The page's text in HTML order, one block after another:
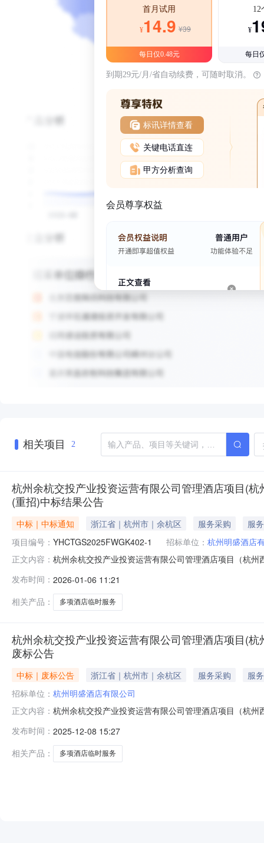
首月试用
¥14.9 ¥39
每日仅0.48元
12
¥
每日
到期29元/月/省自动续费，可随时取消。
标讯详情查看
关键电话直连
甲方分析查询
会员尊享权益
相关项目 2
杭州余杭交投产业投资运营有限公司管理酒店项目(
(重招)中标结果公告
中标｜中标通知 浙江省｜杭州市｜余杭区 服务采购
服务
项目编号： YHCTGS2025FWGK402-1 招标单位： 杭州明盛酒店
正文内容： 杭州余杭交投产业投资运营有限公司管理酒店项目（杭
果公告杭州余杭交投产业投资运营有限公司管理酒店项
结果公示项目名称杭州余
发布时间： 2026-01-06 11:21
相关产品：
多项酒店临时服务
杭州余杭交投产业投资运营有限公司管理酒店项目(
废标公告
中标｜废标公告 浙江省｜杭州市｜余杭区 服务采购
服务
招标单位： 杭州明盛酒店有限公司
正文内容： 杭州余杭交投产业投资运营有限公司管理酒店项目（杭
效投标单位不足三家，作流标处理。二次招标公告请关
司酒店分公司杭州
发布时间： 2025-12-08 15:27
相关产品：
多项酒店临时服务